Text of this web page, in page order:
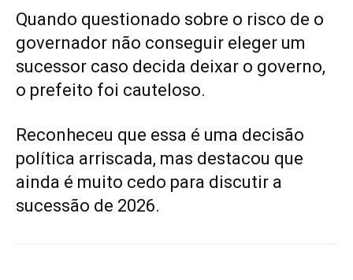
Quando questionado sobre o risco de o
governador não conseguir eleger um
sucessor caso decida deixar o governo,
o prefeito foi cauteloso.
Reconheceu que essa é uma decisão
política arriscada, mas destacou que
ainda é muito cedo para discutir a
sucessão de 2026.